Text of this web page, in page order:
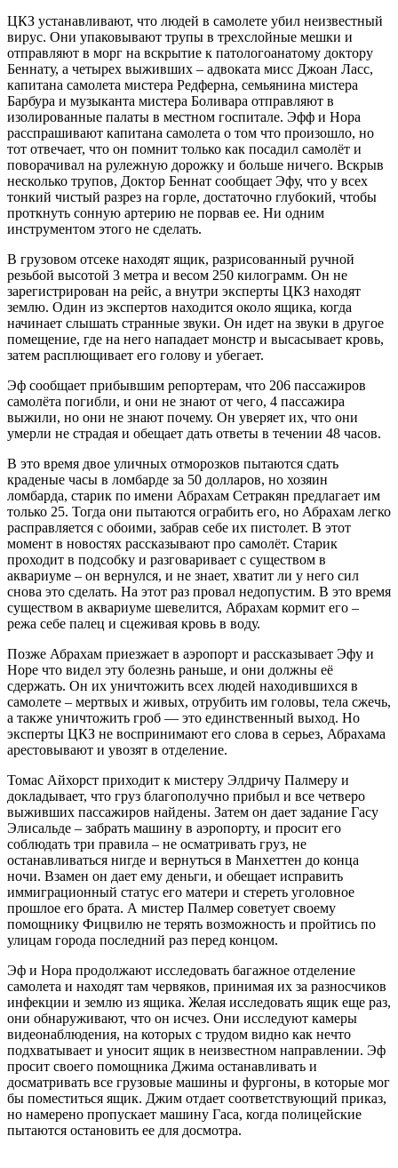
ЦКЗ устанавливают, что людей в самолете убил неизвестный
вирус. Они упаковывают трупы в трехслойные мешки и
отправляют в морг на вскрытие к патологоанатому доктору
Беннату, а четырех выживших – адвоката мисс Джоан Ласс,
капитана самолета мистера Редферна, семьянина мистера
Барбура и музыканта мистера Боливара отправляют в
изолированные палаты в местном госпитале. Эфф и Нора
расспрашивают капитана самолета о том что произошло, но
тот отвечает, что он помнит только как посадил самолёт и
поворачивал на рулежную дорожку и больше ничего. Вскрыв
несколько трупов, Доктор Беннат сообщает Эфу, что у всех
тонкий чистый разрез на горле, достаточно глубокий, чтобы
проткнуть сонную артерию не порвав ее. Ни одним
инструментом этого не сделать.
В грузовом отсеке находят ящик, разрисованный ручной
резьбой высотой 3 метра и весом 250 килограмм. Он не
зарегистрирован на рейс, а внутри эксперты ЦКЗ находят
землю. Один из экспертов находится около ящика, когда
начинает слышать странные звуки. Он идет на звуки в другое
помещение, где на него нападает монстр и высасывает кровь,
затем расплющивает его голову и убегает.
Эф сообщает прибывшим репортерам, что 206 пассажиров
самолёта погибли, и они не знают от чего, 4 пассажира
выжили, но они не знают почему. Он уверяет их, что они
умерли не страдая и обещает дать ответы в течении 48 часов.
В это время двое уличных отморозков пытаются сдать
краденые часы в ломбарде за 50 долларов, но хозяин
ломбарда, старик по имени Абрахам Сетракян предлагает им
только 25. Тогда они пытаются ограбить его, но Абрахам легко
расправляется с обоими, забрав себе их пистолет. В этот
момент в новостях рассказывают про самолёт. Старик
проходит в подсобку и разговаривает с существом в
аквариуме – он вернулся, и не знает, хватит ли у него сил
снова это сделать. На этот раз провал недопустим. В это время
существом в аквариуме шевелится, Абрахам кормит его –
режа себе палец и сцеживая кровь в воду.
Позже Абрахам приезжает в аэропорт и рассказывает Эфу и
Норе что видел эту болезнь раньше, и они должны её
сдержать. Он их уничтожить всех людей находившихся в
самолете – мертвых и живых, отрубить им головы, тела сжечь,
а также уничтожить гроб — это единственный выход. Но
эксперты ЦКЗ не воспринимают его слова в серьез, Абрахама
арестовывают и увозят в отделение.
Томас Айхорст приходит к мистеру Элдричу Палмеру и
докладывает, что груз благополучно прибыл и все четверо
выживших пассажиров найдены. Затем он дает задание Гасу
Элисальде – забрать машину в аэропорту, и просит его
соблюдать три правила – не осматривать груз, не
останавливаться нигде и вернуться в Манхеттен до конца
ночи. Взамен он дает ему деньги, и обещает исправить
иммиграционный статус его матери и стереть уголовное
прошлое его брата. А мистер Палмер советует своему
помощнику Фицвилю не терять возможность и пройтись по
улицам города последний раз перед концом.
Эф и Нора продолжают исследовать багажное отделение
самолета и находят там червяков, принимая их за разносчиков
инфекции и землю из ящика. Желая исследовать ящик еще раз,
они обнаруживают, что он исчез. Они исследуют камеры
видеонаблюдения, на которых с трудом видно как нечто
подхватывает и уносит ящик в неизвестном направлении. Эф
просит своего помощника Джима останавливать и
досматривать все грузовые машины и фургоны, в которые мог
бы поместиться ящик. Джим отдает соответствующий приказ,
но намерено пропускает машину Гаса, когда полицейские
пытаются остановить ее для досмотра.